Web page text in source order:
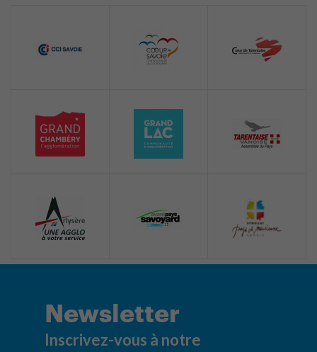
Newsletter
Inscrivez-vous à notre